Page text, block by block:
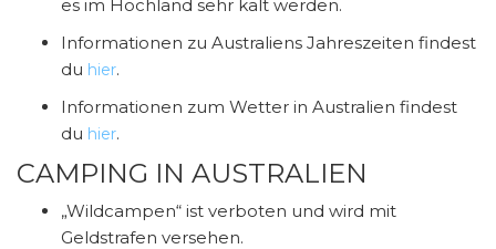
es im Hochland sehr kalt werden.
Informationen zu Australiens Jahreszeiten findest
du hier.
Informationen zum Wetter in Australien findest
du hier.
CAMPING IN AUSTRALIEN
„Wildcampen“ ist verboten und wird mit
Geldstrafen versehen.